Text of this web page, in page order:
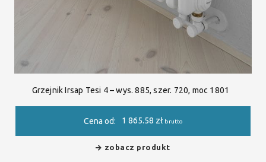
Grzejnik Irsap Tesi 4 – wys. 885, szer. 720, moc 1801
Cena od: 1 865.58 zł brutto
zobacz produkt